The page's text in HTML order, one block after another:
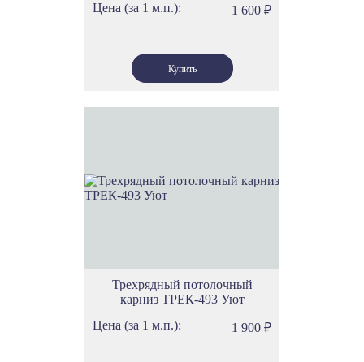
Цена (за 1 м.п.):
1 600 ₽
Трехрядный потолочный
карниз ТРЕК-493 Уют
Цена (за 1 м.п.):
1 900 ₽